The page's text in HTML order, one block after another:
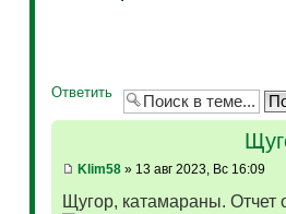
Ответить
Klim58» 13 авг 2023, Вс 16:09
Щугор, катамараны. Отчет